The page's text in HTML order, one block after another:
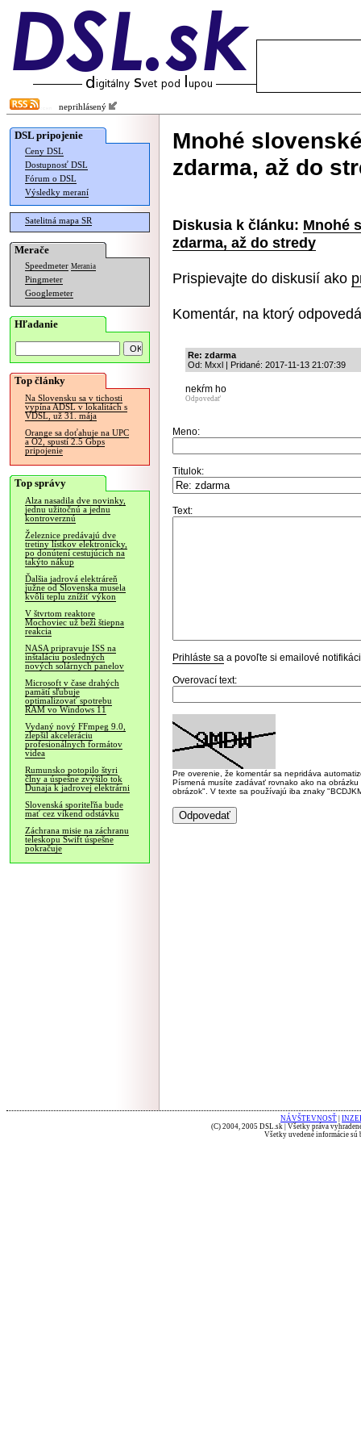
neprihlásený
DSL pripojenie
Ceny DSL
Dostupnosť DSL
Fórum o DSL
Výsledky meraní
Satelitná mapa SR
Merače
Speedmeter Merania
Pingmeter
Googlemeter
Hľadanie
Top články
Na Slovensku sa v tichosti
vypína ADSL v lokalitách s
VDSL, už 31. mája
Orange sa doťahuje na UPC
a O2, spustí 2.5 Gbps
pripojenie
Top správy
Alza nasadila dve novinky,
jednu užitočnú a jednu
kontroverznú
Železnice predávajú dve
tretiny lístkov elektronicky,
po donútení cestujúcich na
takýto nákup
Ďalšia jadrová elektráreň
južne od Slovenska musela
kvôli teplu znížiť výkon
V štvrtom reaktore
Mochoviec už beží štiepna
reakcia
NASA pripravuje ISS na
inštaláciu posledných
nových solárnych panelov
Microsoft v čase drahých
pamätí sľubuje
optimalizovať spotrebu
RAM vo Windows 11
Vydaný nový FFmpeg 9.0,
zlepšil akceleráciu
profesionálnych formátov
videa
Rumunsko potopilo štyri
člny a úspešne zvýšilo tok
Dunaja k jadrovej elektrárni
Slovenská sporiteľňa bude
mať cez víkend odstávku
Záchrana misie na záchranu
teleskopu Swift úspešne
pokračuje
Mnohé
zdarma, až do
Diskusia k článku: Mnohé
zdarma, až do stredy
Prispievajte do diskusií ako
Komentár, na ktorý
Re: zdarma
Od: Mxxl | Pridané: 2017-11-13 21:07:39
nekŕm ho
Odpovedať
Meno:
Titulok:
Text:
Prihláste sa a povoľte si emailové
Overovací text:
Pre overenie, že komentár sa nepridáva
Písmená musíte zadávať rovnako ako na
obrázok". V texte sa používajú iba znaky
NÁVŠTEVNOSŤ
(C) 2004, 2005 DSL.sk | Všetky práva
Všetky uvedené informácie sú